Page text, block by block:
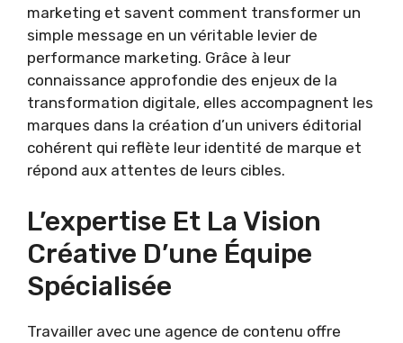
marketing et savent comment transformer un
simple message en un véritable levier de
performance marketing. Grâce à leur
connaissance approfondie des enjeux de la
transformation digitale, elles accompagnent les
marques dans la création d’un univers éditorial
cohérent qui reflète leur identité de marque et
répond aux attentes de leurs cibles.
L’expertise Et La Vision
Créative D’une Équipe
Spécialisée
Travailler avec une agence de contenu offre